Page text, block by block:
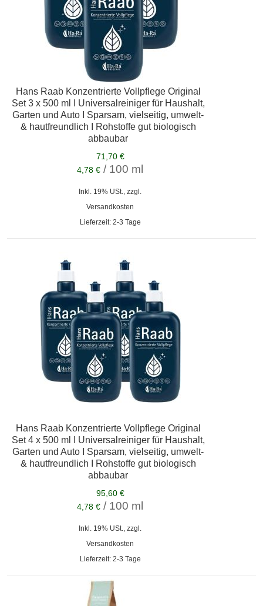
Hans Raab Konzentrierte Vollpflege Original
Set 3 x 500 ml I Universalreiniger für Haushalt,
Garten und Auto I Sparsam, vielseitig, umwelt-
& hautfreundlich I Rohstoffe gut biologisch
abbaubar
71,70 €
4,78 € / 100 ml
Inkl. 19% USt., zzgl.
Versandkosten
Lieferzeit: 2-3 Tage
Hans Raab Konzentrierte Vollpflege Original
Set 4 x 500 ml I Universalreiniger für Haushalt,
Garten und Auto I Sparsam, vielseitig, umwelt-
& hautfreundlich I Rohstoffe gut biologisch
abbaubar
95,60 €
4,78 € / 100 ml
Inkl. 19% USt., zzgl.
Versandkosten
Lieferzeit: 2-3 Tage